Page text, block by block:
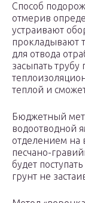
Способ
отмерив
устраивают
прокладывают
для отвода
засыпать
теплой и
Бюджетный
водоотводной
отделением на
песчано-
будет
грунт не